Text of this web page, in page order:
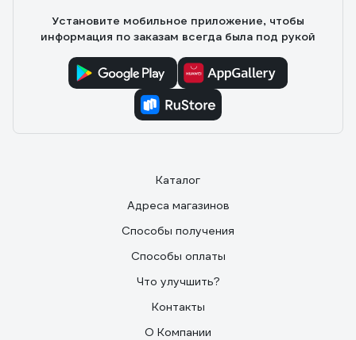
Установите мобильное приложение, чтобы
информация по заказам всегда была под рукой
Каталог
Адреса магазинов
Способы получения
Способы оплаты
Что улучшить?
Контакты
О Компании